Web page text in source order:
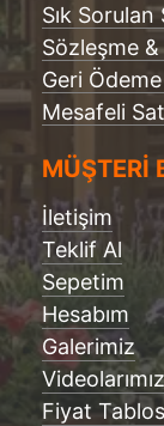
Sık Sorulan
Sözleşme
Geri
Mesafeli
MÜŞTERİ
İletişim
Teklif Al
Sepetim
Hesabım
Galerimiz
Videolarımız
Fiyat